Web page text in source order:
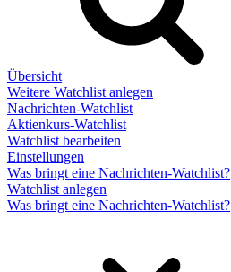
Übersicht
Weitere Watchlist anlegen
Nachrichten-Watchlist
Aktienkurs-Watchlist
Watchlist bearbeiten
Einstellungen
Was bringt eine Nachrichten-Watchlist?
Watchlist anlegen
Was bringt eine Nachrichten-Watchlist?